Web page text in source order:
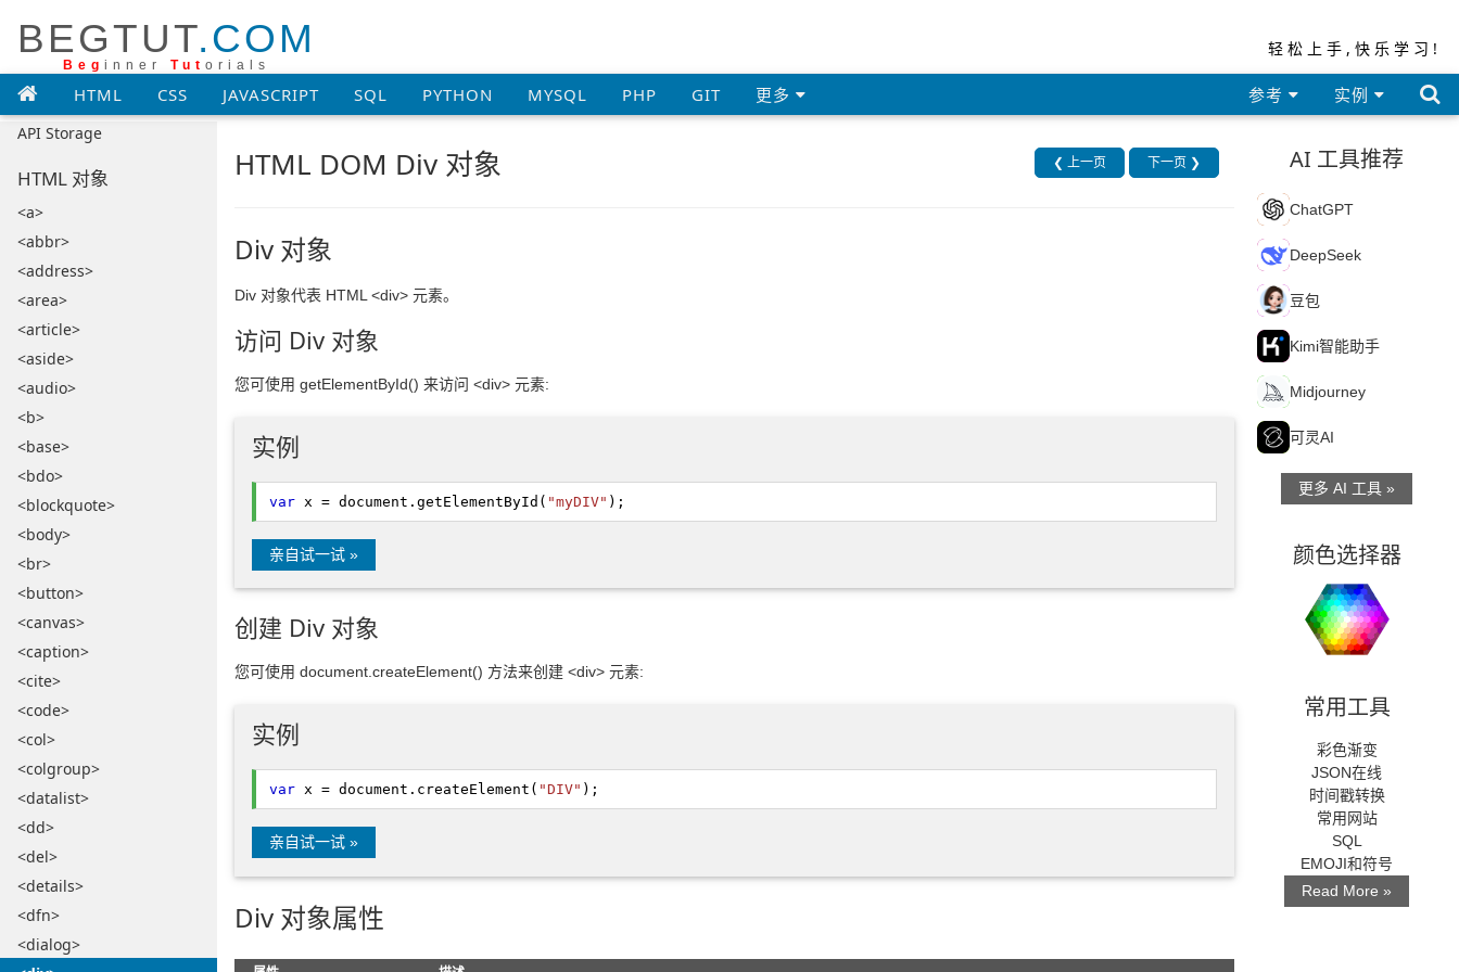
BEGTUT.COM
Beg inner Tut orials
轻松上手,快乐学习!
HTML CSS JAVASCRIPT SQL PYTHON MYSQL PHP GIT 更多 
实例
参考
API Console
API Geolocation
API History
API Storage
HTML 对象
<a>
<abbr>
<address>
<area>
<article>
<aside>
<audio>
<b>
<base>
<bdo>
<blockquote>
<body>
<br>
<button>
<canvas>
<caption>
<cite>
<code>
<col>
<colgroup>
<datalist>
<dd>
<del>
<details>
<dfn>
<dialog>
❮ 上一页 下一页 ❯
HTML DOM Div 对象
Div 对象
Div 对象代表 HTML <div> 元素。
访问 Div 对象
您可使用 getElementById() 来访问 <div> 元素:
实例
var x = document. getElementById ( "myDIV" );
亲自试一试 »
创建 Div 对象
您可使用 document.createElement() 方法来创建 <div> 元素:
实例
var x = document. createElement ( "DIV" );
亲自试一试 »
Div 对象属性
AI 工具推荐
C ChatGPT
D DeepSeek
豆 豆包
K Kimi智能助手
M Midjourney
可 可灵AI
更多 AI 工具 »
颜色选择器
常用工具
彩色渐变
JSON在线
时间戳转换
常用网站
SQL
EMOJI和符号
Read More »